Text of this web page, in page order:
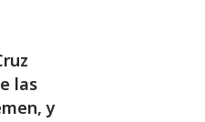
las
y